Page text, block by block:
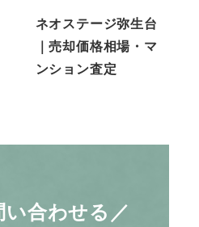
ネオステージ弥生台
｜売却価格相場・マ
ンション査定
い合わせる／